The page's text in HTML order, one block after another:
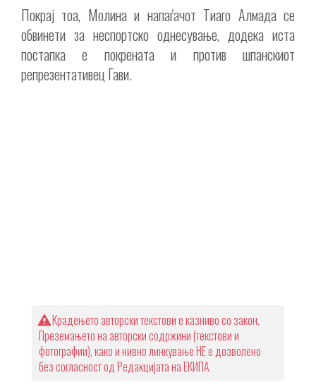
Покрај тоа, Молина и напаѓачот Тиаго Алмада се
обвинети за неспортско однесување, додека иста
постапка е покрената и против шпанскиот
репрезентативец Гави.
Крадењето авторски текстови е казниво со закон.
Преземањето на авторски содржини (текстови и
фотографии), како и нивно линкување НЕ е дозволено
без согласност од Редакцијата на ЕКИПА